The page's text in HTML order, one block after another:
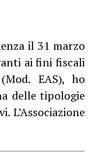
il 31 marzo
ai fini fiscali
EAS), ho
delle tipologie
L’Associazione